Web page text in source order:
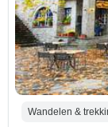
Wandelen &